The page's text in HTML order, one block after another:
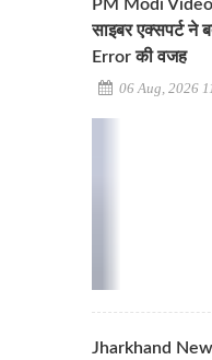
PM Modi Video
साइबर एक्सपर्ट ने
Error की वजह
06 Aug, 2026
Jharkhand